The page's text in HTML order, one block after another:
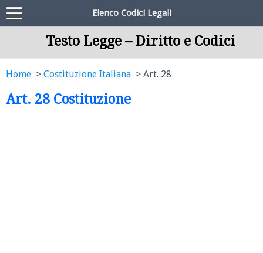
Elenco Codici Legali
Testo Legge – Diritto e Codici
Home Costituzione Italiana Art. 28
Art. 28 Costituzione